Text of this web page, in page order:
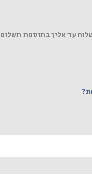
עד אליך בתוספת תשלום